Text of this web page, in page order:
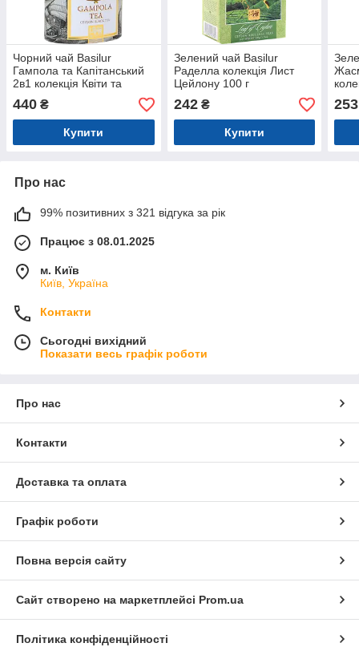
Чорний чай Basilur
Гампола та Капітанський
2в1 колекція Квіти та
фрукти 100г
440 ₴
Купити
Зелений чай Basilur
Раделла колекція Лист
Цейлону 100 г
242₴
Купити
253
Про нас
99% позитивних з 321 відгука за рік
Працює з 08.01.2025
м. Київ
Київ, Україна
Контакти
Сьогодні вихідний
Показати весь графік роботи
Про нас
Контакти
Доставка та оплата
Графік роботи
Повна версія сайту
Сайт створено на маркетплейсі Prom.ua
Політика конфіденційності